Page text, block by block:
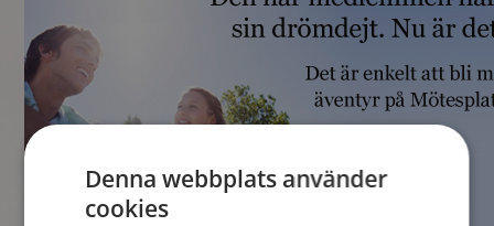
Denna webbplats använder
cookies